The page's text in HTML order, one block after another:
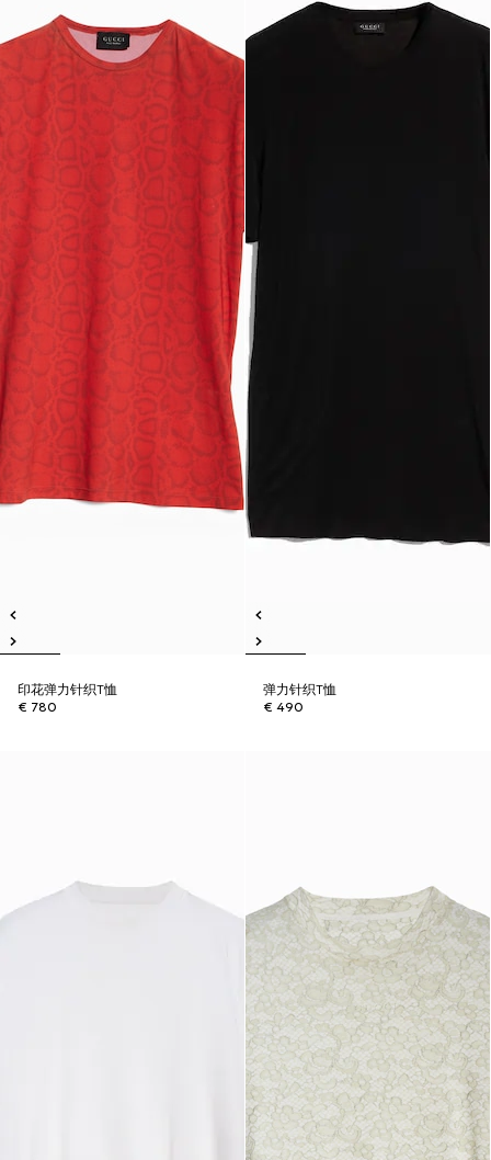
印花弹力针织T恤
€ 780
弹力针织T恤
€ 490